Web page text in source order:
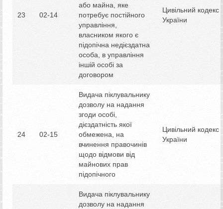
23 02-14
або майна, яке
потребує постійного
управління,
власником якого є
підопічна недієздатна
особа, в управління
іншій особі за
договором
Цивільний кодекс
України
24 02-15
Видача піклувальнику
дозволу на надання
згоди особі,
дієздатність якої
обмежена, на
вчинення правочинів
щодо відмови від
майнових прав
підопічного
Цивільний кодекс
України
Видача піклувальнику
дозволу на надання